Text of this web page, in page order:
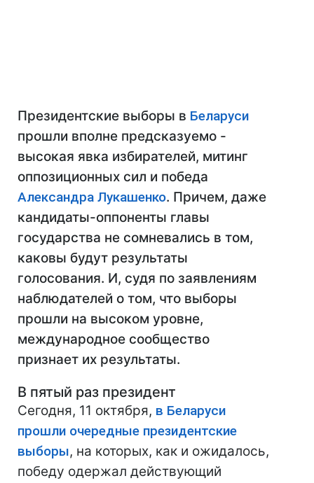
Президентские выборы в Беларуси
прошли вполне предсказуемо -
высокая явка избирателей, митинг
оппозиционных сил и победа
Александра Лукашенко. Причем, даже
кандидаты-оппоненты главы
государства не сомневались в том,
каковы будут результаты
голосования. И, судя по заявлениям
наблюдателей о том, что выборы
прошли на высоком уровне,
международное сообщество
признает их результаты.
В пятый раз президент
Сегодня, 11 октября, в Беларуси
прошли очередные президентские
выборы, на которых, как и ожидалось,
победу одержал действующий